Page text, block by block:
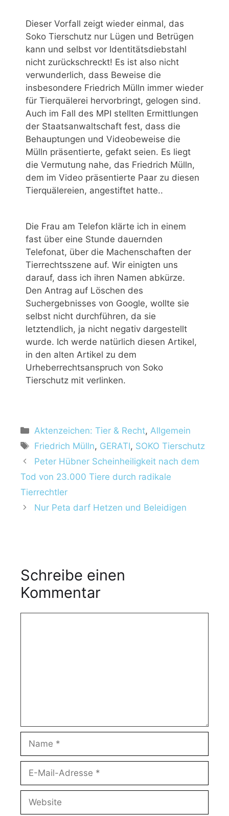
Dieser Vorfall zeigt wieder einmal, das
Soko Tierschutz nur Lügen und Betrügen
kann und selbst vor Identitätsdiebstahl
nicht zurückschreckt! Es ist also nicht
verwunderlich, dass Beweise die
insbesondere Friedrich Mülln immer wieder
für Tierquälerei hervorbringt, gelogen sind.
Auch im Fall des MPI stellten Ermittlungen
der Staatsanwaltschaft fest, dass die
Behauptungen und Videobeweise die
Mülln präsentierte, gefakt seien. Es liegt
die Vermutung nahe, das Friedrich Mülln,
dem im Video präsentierte Paar zu diesen
Tierquälereien, angestiftet hatte..
Die Frau am Telefon klärte ich in einem
fast über eine Stunde dauernden
Telefonat, über die Machenschaften der
Tierrechtsszene auf. Wir einigten uns
darauf, dass ich ihren Namen abkürze.
Den Antrag auf Löschen des
Suchergebnisses von Google, wollte sie
selbst nicht durchführen, da sie
letztendlich, ja nicht negativ dargestellt
wurde. Ich werde natürlich diesen Artikel,
in den alten Artikel zu dem
Urheberrechtsanspruch von Soko
Tierschutz mit verlinken.
Aktenzeichen: Tier & Recht, Allgemein
Friedrich Mülln, GERATI, SOKO Tierschutz
Peter Hübner Scheinheiligkeit nach dem
Tod von 23.000 Tiere durch radikale
Tierrechtler
Nur Peta darf Hetzen und Beleidigen
Schreibe einen
Kommentar